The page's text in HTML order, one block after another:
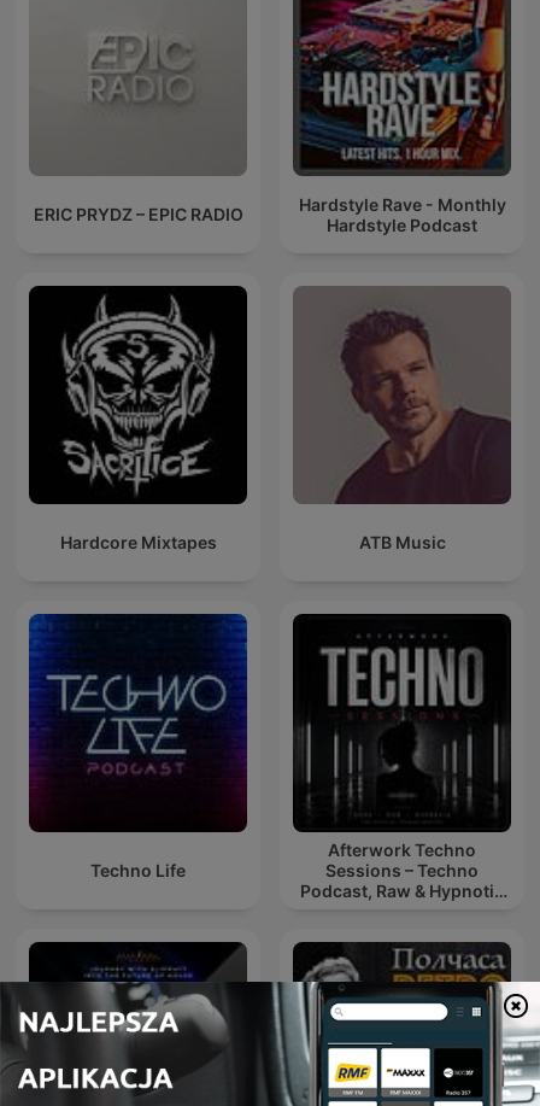
ERIC PRYDZ – EPIC RADIO
Hardstyle Rave - Monthly
Hardstyle Podcast
Hardcore Mixtapes ATB Music
Techno Life
Afterwork Techno
Sessions – Techno
Podcast, Raw & Hypnotic